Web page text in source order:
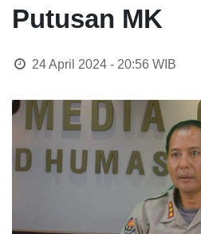
Putusan MK
24 April 2024 - 20:56WIB